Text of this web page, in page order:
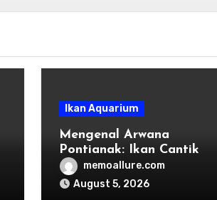
Ikan Aquarium
Mengenal Arwana
Pontianak: Ikan Cantik
dengan Mitos Mengerikan
memoallure.com
August 5, 2026